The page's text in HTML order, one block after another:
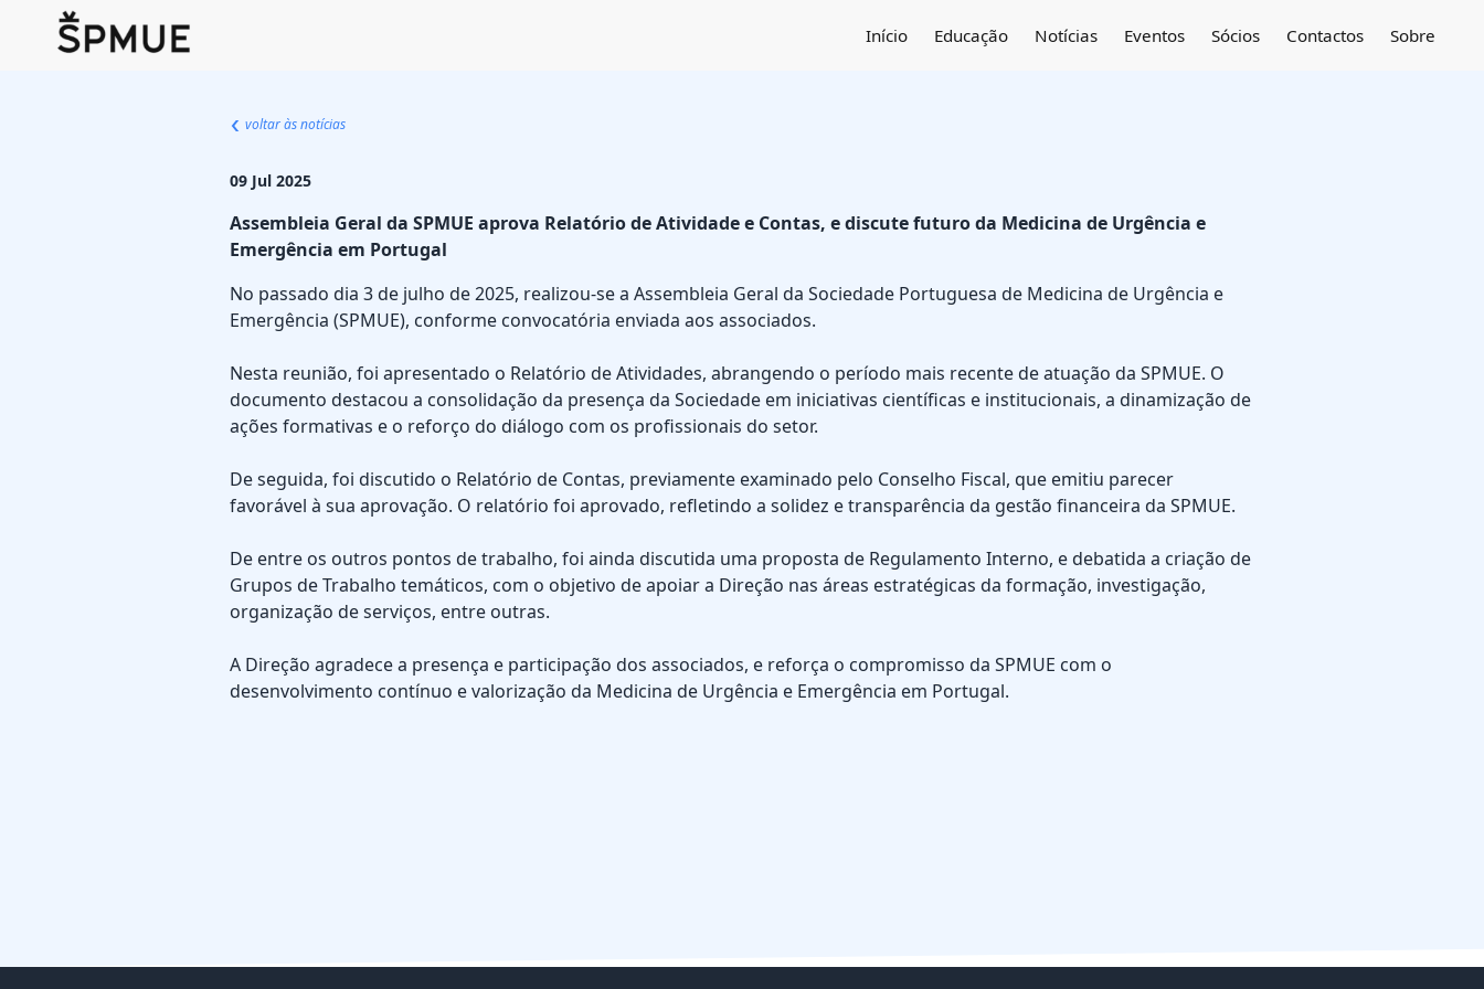
Início Educação Notícias Eventos Sócios Contactos Sobre
voltar às notícias
09 Jul 2025
Assembleia Geral da SPMUE aprova Relatório de Atividade e Contas, e discute futuro da Medicina de Urgência e
Emergência em Portugal
No passado dia 3 de julho de 2025, realizou-se a Assembleia Geral da Sociedade Portuguesa de Medicina de Urgência e
Emergência (SPMUE), conforme convocatória enviada aos associados.
Nesta reunião, foi apresentado o Relatório de Atividades, abrangendo o período mais recente de atuação da SPMUE. O
documento destacou a consolidação da presença da Sociedade em iniciativas científicas e institucionais, a dinamização de
ações formativas e o reforço do diálogo com os profissionais do setor.
De seguida, foi discutido o Relatório de Contas, previamente examinado pelo Conselho Fiscal, que emitiu parecer
favorável à sua aprovação. O relatório foi aprovado, refletindo a solidez e transparência da gestão financeira da SPMUE.
De entre os outros pontos de trabalho, foi ainda discutida uma proposta de Regulamento Interno, e debatida a criação de
Grupos de Trabalho temáticos, com o objetivo de apoiar a Direção nas áreas estratégicas da formação, investigação,
organização de serviços, entre outras.
A Direção agradece a presença e participação dos associados, e reforça o compromisso da SPMUE com o
desenvolvimento contínuo e valorização da Medicina de Urgência e Emergência em Portugal.